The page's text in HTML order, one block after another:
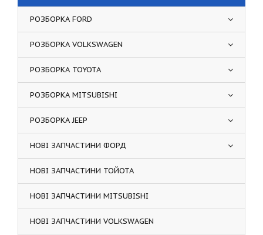
РОЗБОРКА FORD
РОЗБОРКА VOLKSWAGEN
РОЗБОРКА TOYOTA
РОЗБОРКА MITSUBISHI
РОЗБОРКА JEEP
НОВІ ЗАПЧАСТИНИ ФОРД
НОВІ ЗАПЧАСТИНИ ТОЙОТА
НОВІ ЗАПЧАСТИНИ MITSUBISHI
НОВІ ЗАПЧАСТИНИ VOLKSWAGEN